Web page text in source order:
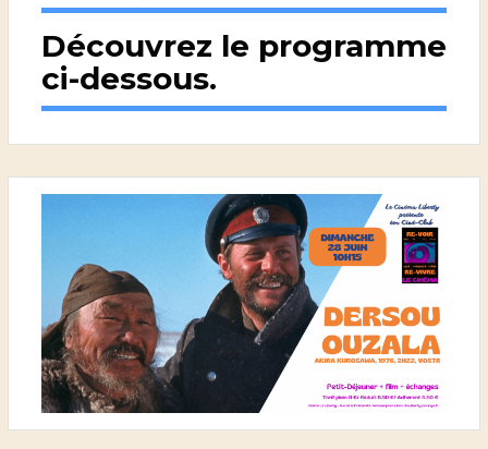
Découvrez le programme
ci-dessous.